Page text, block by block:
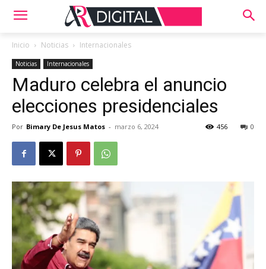
Inicio Noticias Internacionales
Noticias Internacionales
Maduro celebra el anuncio
elecciones presidenciales
Por Bimary De Jesus Matos - marzo 6, 2024 0
456